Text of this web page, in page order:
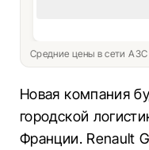
Средние цены в сети
Новая компания
городской
Франции. Renault